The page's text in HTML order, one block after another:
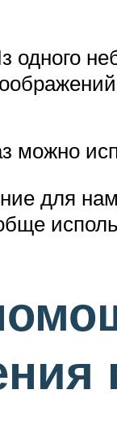
одного
можно
для